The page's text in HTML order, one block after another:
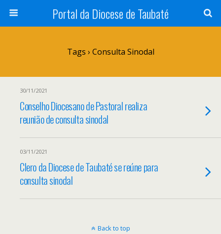
Portal da Diocese de Taubaté
Tags › Consulta Sinodal
30/11/2021
Conselho Diocesano de Pastoral realiza
reunião de consulta sinodal
03/11/2021
Clero da Diocese de Taubaté se reúne para
consulta sinodal
Back to top